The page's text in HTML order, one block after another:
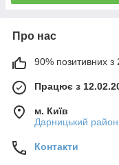
Про нас
90% позитивних з
Працює з
м. Київ
Дарницький
Контакти